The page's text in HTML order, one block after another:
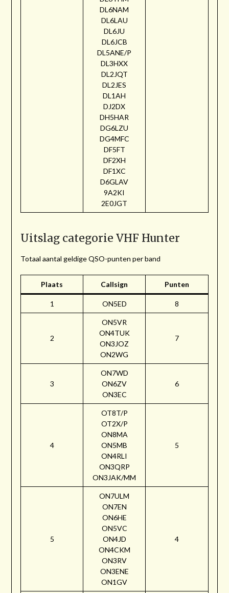
DL6NAM
DL6LAU
DL6JU
DL6JCB
DL5ANE/P
DL3HXX
DL2JQT
DL2JES
DL1AH
DJ2DX
DH5HAR
DG6LZU
DG4MFC
DF5FT
DF2XH
DF1XC
D6GLAV
9A2KI
2E0JGT
Uitslag categorie VHF Hunter
Totaal aantal geldige QSO-punten per band
Plaats Callsign Punten
1 ON5ED 8
2
ON5VR
ON4TUK
ON3JOZ
ON2WG
7
3
ON7WD
ON6ZV
ON3EC
6
4
OT8T/P
OT2X/P
ON8MA
ON5MB
ON4RLI
ON3QRP
ON3JAK/MM
5
5
ON7ULM
ON7EN
ON6HE
ON5VC
ON4JD
ON4CKM
ON3RV
ON3ENE
ON1GV
4